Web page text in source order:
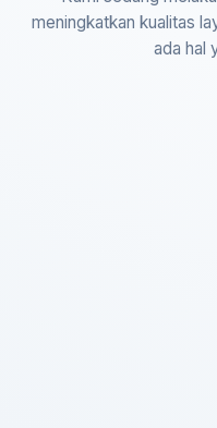
meningkatkan kualitas
ada hal